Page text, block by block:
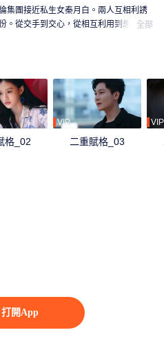
打開App
集團接近私生女秦月白。兩人互相利誘
。從交手到交心，從相互利用到患難與
全部
格_02
VIP
二重賦格_03
VIP